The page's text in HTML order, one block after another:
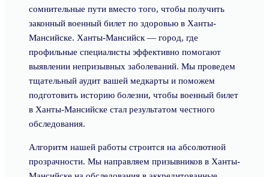
сомнительные пути вместо того, чтобы получить
законный военный билет по здоровью в Ханты-
Мансийске. Ханты-Мансийск — город, где
профильные специалисты эффективно помогают
выявлении непризывных заболеваний. Мы проведем
тщательный аудит вашей медкарты и поможем
подготовить историю болезни, чтобы военный билет
в Ханты-Мансийске стал результатом честного
обследования.
Алгоритм нашей работы строится на абсолютной
прозрачности. Мы направляем призывников в Ханты-